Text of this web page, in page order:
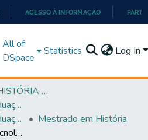
PARA
O
ACESSO À INFORMAÇÃO
All of
DSpace
Statistics Log In
INSTITUTO DE HISTÓRIA E CIÊNCIAS SOCIAIS
Programa de Pós-Graduação em História, Cultura e Formação de Professores (PPGH-MP)
Programa de Pós-Graduação em História, Cultura e Formação de Professores - PPGH-MP
Mestrado em História
Ensino de História e tecnologia digital na educação de jovens e adultos: o blog como ferramenta colaborativa nas aulas de História do CEJA Professora Alzira de Souza Campos, Catalão-GO.